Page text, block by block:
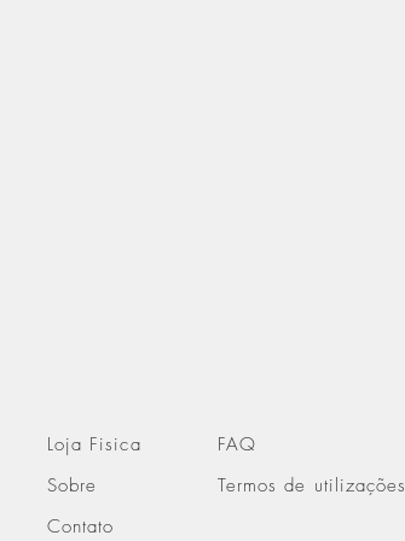
Loja Fisica
Sobre
Contato
FAQ
Termos de utilizações